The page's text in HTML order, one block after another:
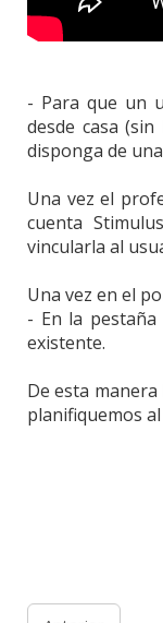
- Para que un
desde casa
disponga de
Una vez el
cuenta
vincularla al
Una vez en el
- En la
existente.
De esta
planifiquemos